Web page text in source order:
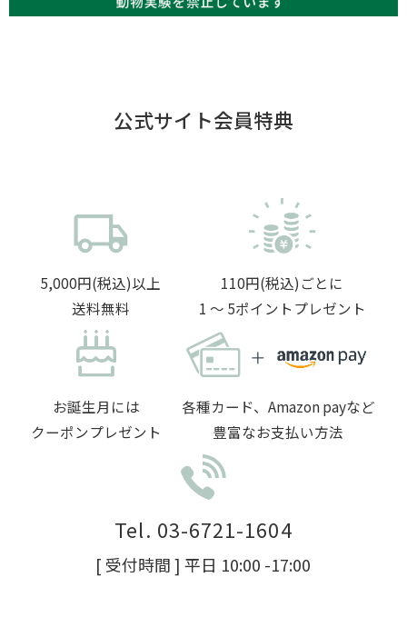
公式サイト会員特典
5,000円(税込)以上
送料無料
110円(税込)ごとに
1 〜 5ポイントプレゼント
お誕生月には
クーポンプレゼント
各種カード、Amazon payなど
豊富なお支払い方法
Tel. 03-6721-1604
[ 受付時間 ] 平日 10:00 -17:00